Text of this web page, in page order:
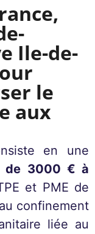
Ile-de-
le
aux
en une
de 3000 € à
et PME de
confinement
liée au